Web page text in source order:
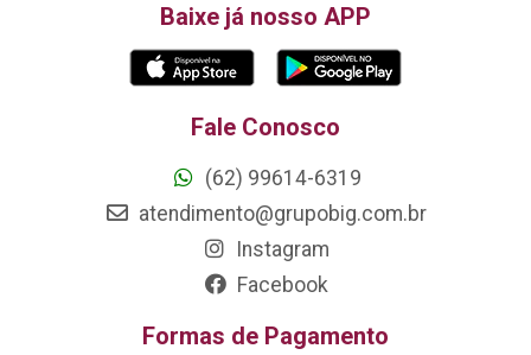
Baixe já nosso APP
Fale Conosco
(62) 99614-6319
atendimento@grupobig.com.br
Instagram
Facebook
Formas de Pagamento